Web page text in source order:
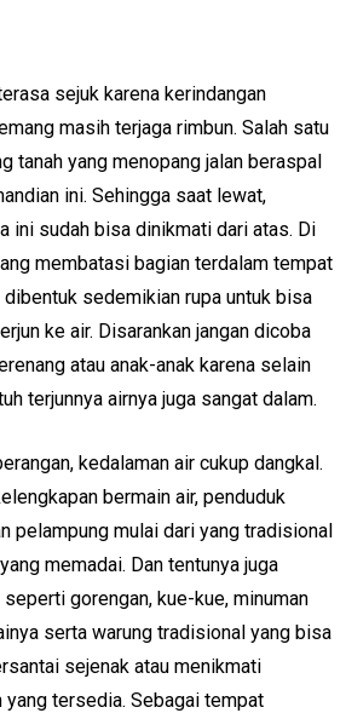
sejuk karena kerindangan
masih terjaga rimbun. Salah satu
tanah yang menopang jalan beraspal
ini. Sehingga saat lewat,
ini sudah bisa dinikmati dari atas. Di
membatasi bagian terdalam tempat
sedemikian rupa untuk bisa
ke air. Disarankan jangan dicoba
atau anak-anak karena selain
terjunnya airnya juga sangat dalam.
kedalaman air cukup dangkal.
bermain air, penduduk
pelampung mulai dari yang tradisional
memadai. Dan tentunya juga
gorengan, kue-kue, minuman
serta warung tradisional yang bisa
sejenak atau menikmati
yang tersedia. Sebagai tempat